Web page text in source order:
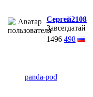
Сергей2108
Завсегдатай
1496 498
panda-pod